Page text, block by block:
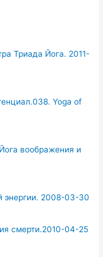
Триада Йога. 2011-
Yoga of
воображения и
энергии. 2008-03-30
смерти.2010-04-25